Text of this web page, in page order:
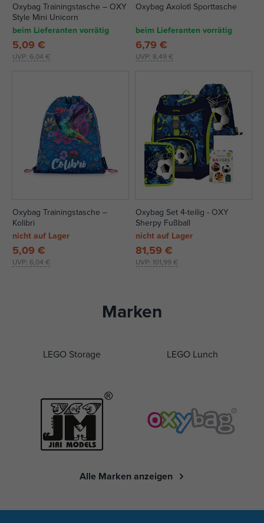
Oxybag Trainingstasche – OXY
Style Mini Unicorn
beim Lieferanten vorrätig
UVP: 6,04 €
5,09 €
Oxybag Axolotl Sporttasche
beim Lieferanten vorrätig
UVP: 8,49 €
6,79 €
Oxybag Trainingstasche –
Kolibri
nicht auf Lager
UVP: 6,04 €
5,09 €
Oxybag Set 4-teilig - OXY
Sherpy Fußball
nicht auf Lager
UVP: 101,99 €
81,59 €
Marken
LEGO Storage LEGO Lunch
Alle Marken anzeigen